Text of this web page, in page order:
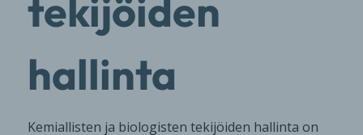
tekijöiden
hallinta
Kemiallisten ja biologisten tekijöiden hallinta on